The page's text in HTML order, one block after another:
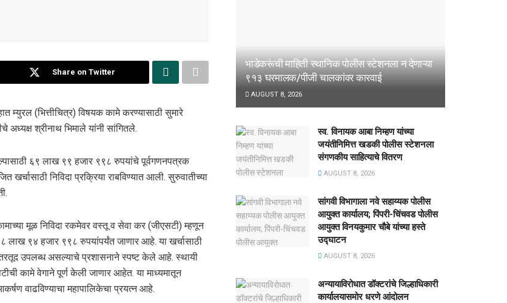
Share on Twitter
(भित्तीचित्र) विषयक कामे करण्यासाठी सुमारे
अध्यक्ष श्रीनाथ भिमाले यांनी सांगितले.
६९ लाख ९९ हजार ९९८ रुपयांचे पूर्वगणनपत्रक
निविदा प्रक्रिया राबविण्यात आली. सुरुवातीच्या
मूळ निविदा रकमेवर वस्तू व सेवा कर (जीएसटी) म्हणून
९४ हजार ९९८ रुपयांपर्यंत जाणार आहे. या खर्चासाठी
तरतूद उपलब्ध असल्याचे प्रशासनाने स्पष्ट केले आहे. स्थायी
कामे वेगाने पूर्ण केली जाणार आहेत. या माध्यमातून
वाढविण्याचा महापालिकेचा प्रयत्न आहे.
भाडेकरूंची माहिती स्थानिक पोलीस स्टेशनला न देणाऱ्या
९१३ घरमालक/पीजी चालकांवर कारवाई
AUGUST 8, 2026
स्व. विनायक आबा निम्हण यांच्या
जयंतीनिमित्त खडकी पोलीस स्टेशनला
संगणकीय साहित्याचे वितरण
AUGUST 8, 2026
सांगवी विभागाला नवे सहाय्यक पोलीस
आयुक्त कार्यालय; पिंपरी-चिंचवड पोलीस
आयुक्त विनयकुमार चौबे यांच्या हस्ते
उद्घाटन
AUGUST 8, 2026
अन्यायाविरोधात डॉक्टरांचे जिल्हाधिकारी
कार्यालयासमोर धरणे आंदोलन